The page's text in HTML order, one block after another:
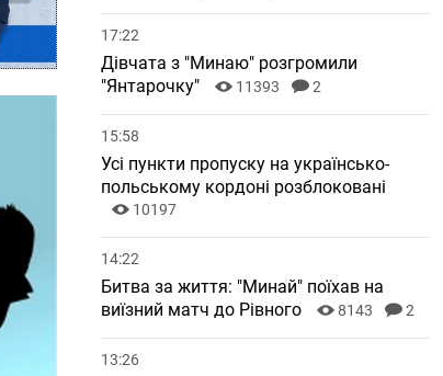
17:22
Дівчата з "Минаю" розгромили
"Янтарочку"
11393 2
15:58
Усі пункти пропуску на українсько-
польському кордоні розблоковані
10197
14:22
Битва за життя: "Минай" поїхав на
виїзний матч до Рівного
8143 2
13:26